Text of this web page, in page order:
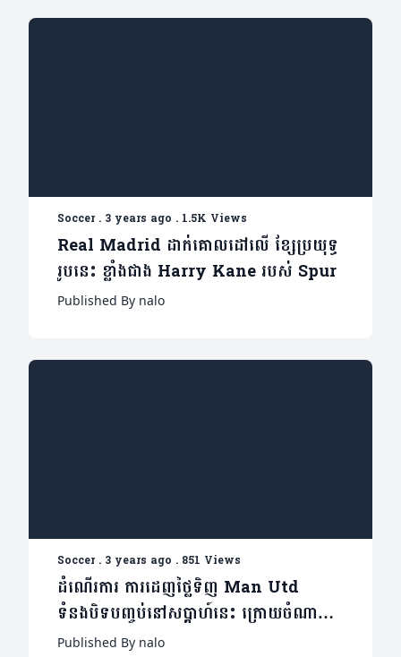
Soccer. 3 years ago . 1.5K Views
Real Madrid ដាក់គោលដៅលើ ខ្សែប្រយុទ្ធ
រូបនេះ ខ្លាំងជាង Harry Kane របស់ Spur
Published By nalo
Soccer. 3 years ago . 851 Views
ដំណើរការ ការដេញថ្លៃទិញ Man Utd
ទំនងបិទបញ្ចប់នៅសប្តាហ៍នេះ ក្រោយចំណាយ
ពេលជាង៣ខែ
Published By nalo